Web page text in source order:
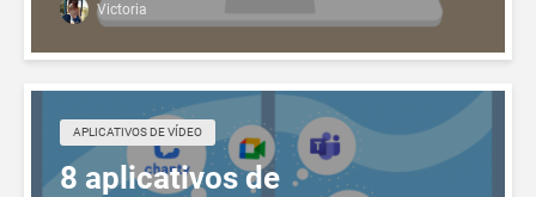
Victoria
APLICATIVOS DE VÍDEO
8 aplicativos de